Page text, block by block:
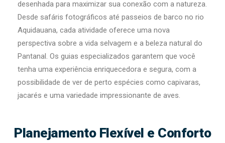
desenhada para maximizar sua conexão com a natureza.
Desde safáris fotográficos até passeios de barco no rio
Aquidauana, cada atividade oferece uma nova
perspectiva sobre a vida selvagem e a beleza natural do
Pantanal. Os guias especializados garantem que você
tenha uma experiência enriquecedora e segura, com a
possibilidade de ver de perto espécies como capivaras,
jacarés e uma variedade impressionante de aves.
Planejamento Flexível e Conforto